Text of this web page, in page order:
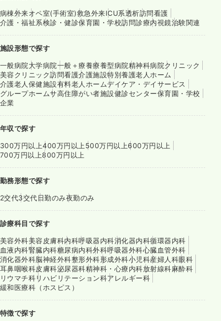
病棟外来オペ室(手術室)救急外来ICU系透析訪問看護
介護・福祉系検診・健診保育園・学校訪問診療内視鏡治験関連
施設形態で探す
一般病院大学病院一般＋療養療養型病院精神科病院クリニック
美容クリニック訪問看護介護施設特別養護老人ホーム
介護老人保健施設有料老人ホームデイケア・デイサービス
グループホームサ高住障がい者施設健診センター保育園・学校
企業
年収で探す
300万円以上400万円以上 500万円以上600万円以上
700万円以上800万円以上
勤務形態で探す
2交代3交代日勤のみ夜勤のみ
診療科目で探す
美容外科美容皮膚科内科呼吸器内科消化器内科循環器内科
血液内科腎臓内科糖尿病内科外科呼吸器外科心臓血管外科
消化器外科脳神経外科整形外科形成外科小児科産婦人科眼科
耳鼻咽喉科皮膚科泌尿器科精神科・心療内科放射線科麻酔科
リウマチ科リハビリテーション科アレルギー科
緩和医療科（ホスピス）
特徴で探す